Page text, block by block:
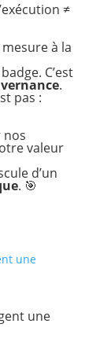
≠
à la
C’est
.
pas :
nos
valeur
d’un
. 🎯
une